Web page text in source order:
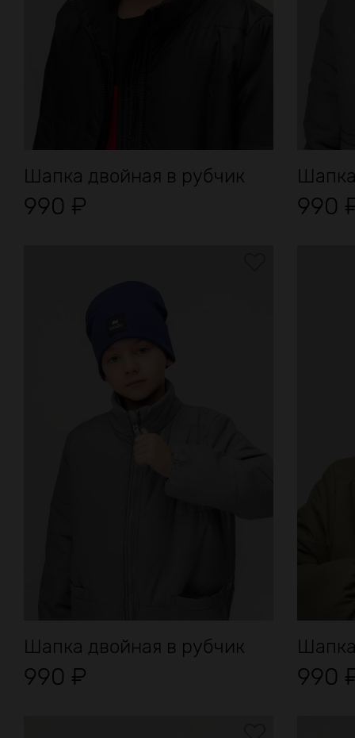
Шапка двойная в рубчик
990 ₽ 990
Шапка двойная в рубчик
990 ₽ 990